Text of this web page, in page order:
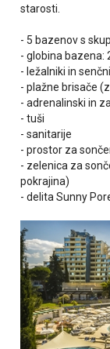
starosti.
- 5 bazenov s
- globina bazena:
- ležalniki in
- plažne brisače
- adrenalinski in
- tuši
- sanitarije
- prostor za
- zelenica za
pokrajina)
- delita Sunny